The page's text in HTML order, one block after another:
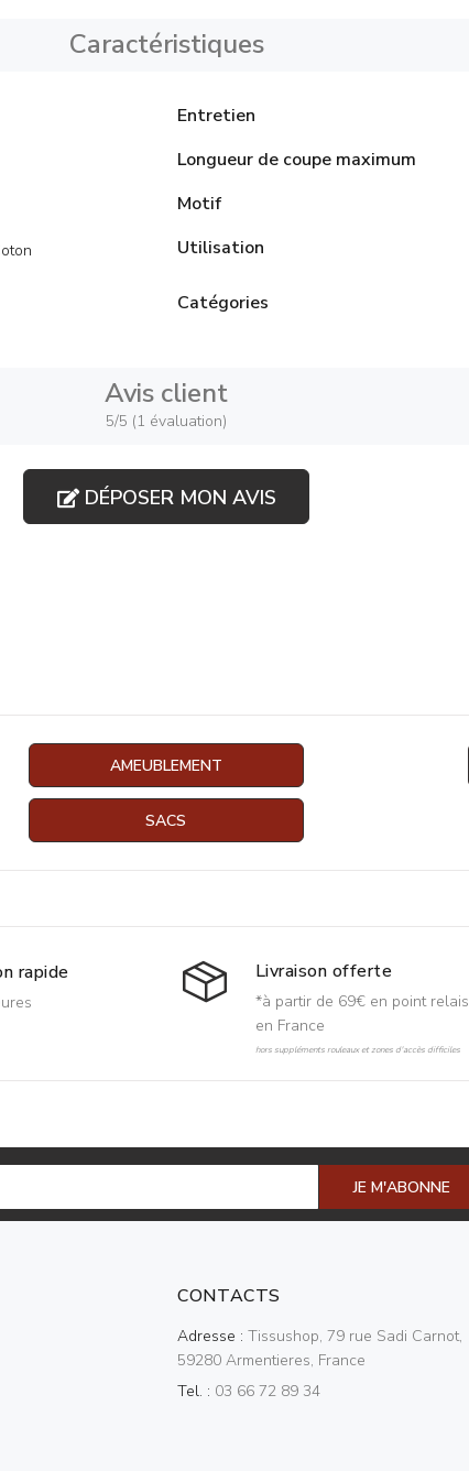
Caractéristiques
Entretien
Longueur de coupe maximum
Motif
Utilisation
Catégories
Avis client
5/5 (1 évaluation)
DÉPOSER MON AVIS
AMEUBLEMENT
SACS
rapide Livraison offerte
*à partir de 69€ en point relais
en France
hors suppléments rouleaux et zones d'accès difficiles
JE M'ABONNE
CONTACTS
Adresse : Tissushop, 79 rue Sadi Carnot,
59280 Armentieres, France
Tel. : 03 66 72 89 34